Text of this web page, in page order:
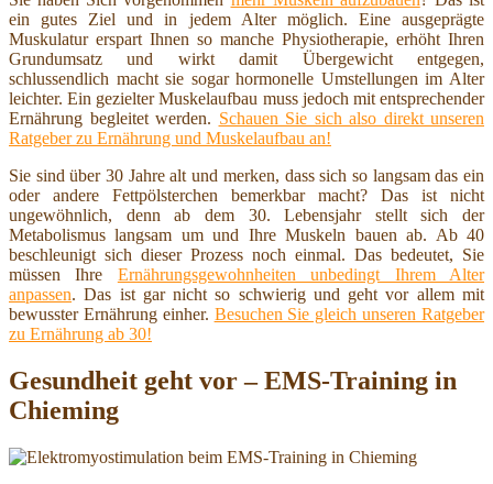
ein gutes Ziel und in jedem Alter möglich. Eine ausgeprägte
Muskulatur erspart Ihnen so manche Physiotherapie, erhöht Ihren
Grundumsatz und wirkt damit Übergewicht entgegen,
schlussendlich macht sie sogar hormonelle Umstellungen im Alter
leichter. Ein gezielter Muskelaufbau muss jedoch mit entsprechender
Ernährung begleitet werden. Schauen Sie sich also direkt unseren
Ratgeber zu Ernährung und Muskelaufbau an!
Sie sind über 30 Jahre alt und merken, dass sich so langsam das ein
oder andere Fettpölsterchen bemerkbar macht? Das ist nicht
ungewöhnlich, denn ab dem 30. Lebensjahr stellt sich der
Metabolismus langsam um und Ihre Muskeln bauen ab. Ab 40
beschleunigt sich dieser Prozess noch einmal. Das bedeutet, Sie
müssen Ihre Ernährungsgewohnheiten unbedingt Ihrem Alter
anpassen. Das ist gar nicht so schwierig und geht vor allem mit
bewusster Ernährung einher. Besuchen Sie gleich unseren Ratgeber
zu Ernährung ab 30!
Gesundheit geht vor – EMS-Training in
Chieming